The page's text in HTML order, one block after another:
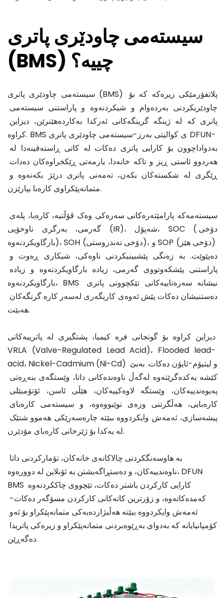
سیستەمی چاودێری پاتری
(BMS) چییە؟
سیستەمی چاودێری پاتری (BMS) پلاتفۆرمێکی زیرەکە کە بۆ
کراوە. BMS ی کوالیتی بەرز-سیستەمی چاودێری پاتری DFUN-
متمانەپێکراوی کارەبا بپارێزن.
گەرمی، بەرگری ناوخۆیی (IR)، شەپۆل، SOC (دۆخی
بارگاویکردنەوە)، SOH (دۆخی تەندروستی)، و SOP (دۆخی هێز)
بارگاویکردنەوە، BMS نیشانە سەرەتاییەکانی تێکچوونی پاتری
هەبێت.
دیزاین کراوە بۆ گونجانی فرە کیمیا، پشتگیری لە پاترییەکانی
VRLA (Valve-Regulated Lead Acid)، Flooded lead-
acid، Nickel-Cadmium (Ni-Cd) و لیتیۆم-ئایۆن دەکات. بەبێ
لە یەکدا بۆ ژێرخانی کارەبای مۆدێرن.
ناوەندییەکان، و دەستڕاگەیشتن بە ئۆنلاین لە دوورەوە، DFUN
BMS کارایی کارکردن باشتر دەکات، تێچووی چاککردنەوە
دەگەڕێن.